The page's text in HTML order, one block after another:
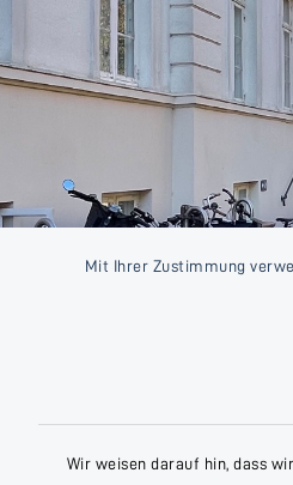
Mit Ihrer Zustimmung
Wir weisen darauf hin, dass